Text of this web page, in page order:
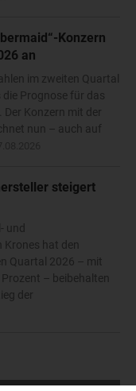
Konzern
an
im zweiten Quartal
Prognose für das
Konzern mit der
nun – auch auf
steigert
und
hat den
Quartal 2026 – mit
– beibehalten
der